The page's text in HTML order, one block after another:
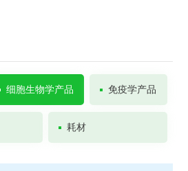
细胞生物学产品 免疫学产品
耗材